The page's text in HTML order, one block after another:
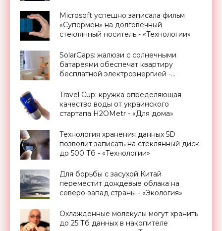
Microsoft успешно записала фильм
«Супермен» на долговечный
стеклянный носитель - «Технологии»
SolarGaps: жалюзи с солнечными
батареями обеспечат квартиру
бесплатной электроэнергией -
Travel Cup: кружка определяющая
качество воды от украинского
стартапа H2OMetr - «Для дома»
Технология хранения данных 5D
позволит записать на стеклянный диск
до 500 Тб - «Технологии»
Для борьбы с засухой Китай
переместит дождевые облака на
северо-запад страны - «Экология»
Охлажденные молекулы могут хранить
до 25 Тб данных в накопителе